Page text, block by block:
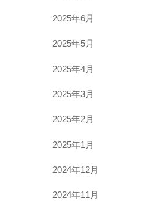
2025年6月
2025年5月
2025年4月
2025年3月
2025年2月
2025年1月
2024年12月
2024年11月